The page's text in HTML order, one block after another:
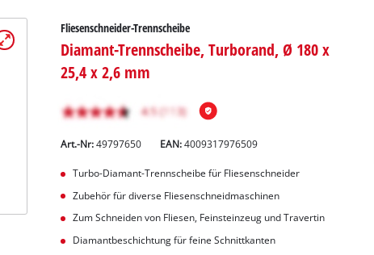
Fliesenschneider-Trennscheibe
Diamant-Trennscheibe, Turborand, Ø 180 x
25,4 x 2,6 mm
Art.-Nr:49797650 EAN:4009317976509
Turbo-Diamant-Trennscheibe für Fliesenschneider
Zubehör für diverse Fliesenschneidmaschinen
Zum Schneiden von Fliesen, Feinsteinzeug und Travertin
Diamantbeschichtung für feine Schnittkanten